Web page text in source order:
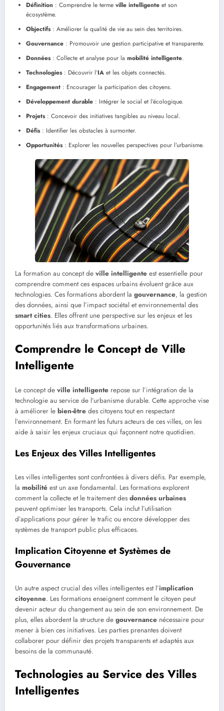
Définition : Comprendre le terme ville intelligente et son
écosystème.
Objectifs: Améliorer la qualité de vie au sein des territoires.
Gouvernance : Promouvoir une gestion participative et transparente.
Données: Collecte et analyse pour la mobilité intelligente.
Technologies: Découvrir l’IA et les objets connectés.
Engagement : Encourager la participation des citoyens.
Développement durable : Intégrer le social et l’écologique.
Projets: Concevoir des initiatives tangibles au niveau local.
Défis: Identifier les obstacles à surmonter.
Opportunités: Explorer les nouvelles perspectives pour l’urbanisme.
La formation au concept de ville intelligente est essentielle pour
comprendre comment ces espaces urbains évoluent grâce aux
technologies. Ces formations abordent la gouvernance, la gestion
des données, ainsi que l’impact sociétal et environnemental des
smart cities. Elles offrent une perspective sur les enjeux et les
opportunités liés aux transformations urbaines.
Comprendre le Concept de Ville
Intelligente
Le concept de ville intelligente repose sur l’intégration de la
technologie au service de l’urbanisme durable. Cette approche vise
à améliorer le bien-être des citoyens tout en respectant
l’environnement. En formant les futurs acteurs de ces villes, on les
aide à saisir les enjeux cruciaux qui façonnent notre quotidien.
Les Enjeux des Villes Intelligentes
Les villes intelligentes sont confrontées à divers défis. Par exemple,
la mobilité est un axe fondamental. Les formations explorent
comment la collecte et le traitement des données urbaines
peuvent optimiser les transports. Cela inclut l’utilisation
d’applications pour gérer le trafic ou encore développer des
systèmes de transport public plus efficaces.
Implication Citoyenne et Systèmes de
Gouvernance
Un autre aspect crucial des villes intelligentes est l’implication
citoyenne. Les formations enseignent comment le citoyen peut
devenir acteur du changement au sein de son environnement. De
plus, elles abordent la structure de gouvernance nécessaire pour
mener à bien ces initiatives. Les parties prenantes doivent
collaborer pour définir des projets transparents et adaptés aux
besoins de la communauté.
Technologies au Service des Villes
Intelligentes